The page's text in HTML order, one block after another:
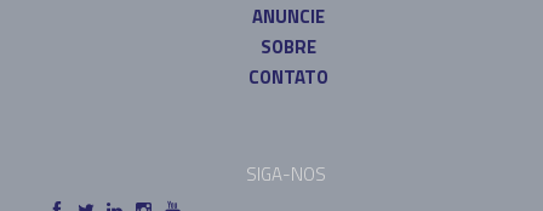
ANUNCIE
SOBRE
CONTATO
SIGA-NOS